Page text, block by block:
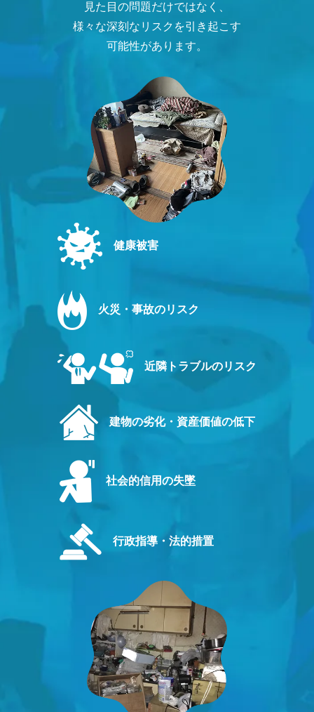
見た目の問題だけではなく、
様々な深刻なリスクを引き起こす
可能性があります。
健康被害
火災・事故のリスク
近隣トラブルのリスク
建物の劣化・資産価値の低下
社会的信用の失墜
行政指導・法的措置